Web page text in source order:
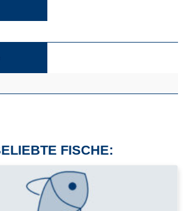
FISCHE: